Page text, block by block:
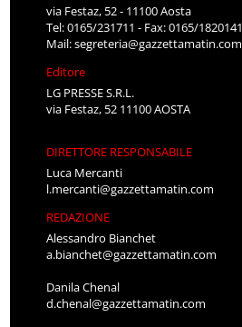
via Festaz, 52 - 11100 Aosta
Tel: 0165/231711 - Fax: 0165/1820141
Mail:segreteria@gazzettamatin.com
Editore
LG PRESSE S.R.L.
via Festaz, 52 11100 AOSTA
DIRETTORE RESPONSABILE
Luca Mercanti
l.mercanti@gazzettamatin.com
REDAZIONE
Alessandro Bianchet
a.bianchet@gazzettamatin.com
Danila Chenal
d.chenal@gazzettamatin.com